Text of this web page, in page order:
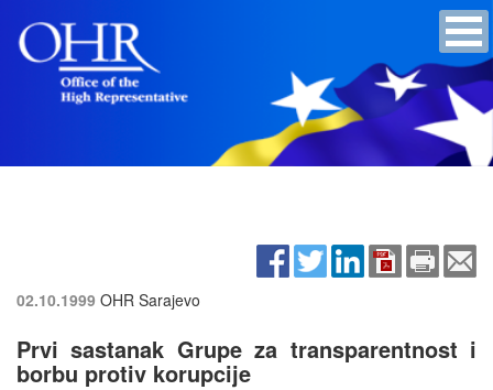
02.10.1999 OHR Sarajevo
Prvi sastanak Grupe za transparentnost i
borbu protiv korupcije